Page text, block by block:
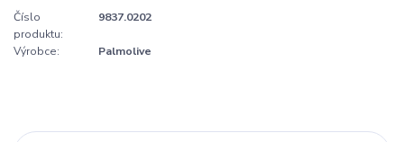
Číslo
produktu:
9837.0202
Výrobce: Palmolive